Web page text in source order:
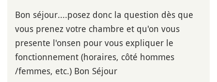
Bon séjour....posez donc la question dès que
vous prenez votre chambre et qu'on vous
presente l'onsen pour vous expliquer le
fonctionnement (horaires, côté hommes
/femmes, etc.) Bon Séjour